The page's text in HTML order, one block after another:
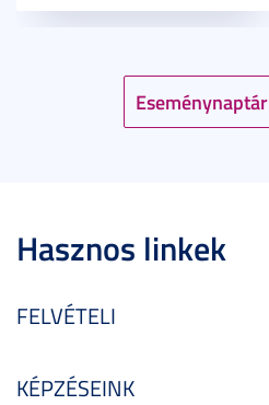
Eseménynaptár
Hasznos linkek
FELVÉTELI
KÉPZÉSEINK